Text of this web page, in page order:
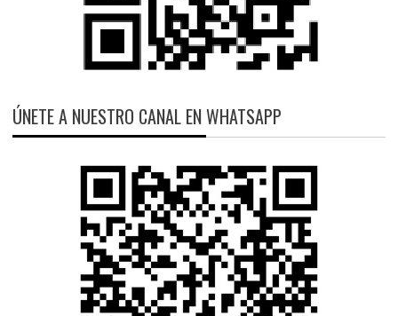
ÚNETE A NUESTRO CANAL EN WHATSAPP